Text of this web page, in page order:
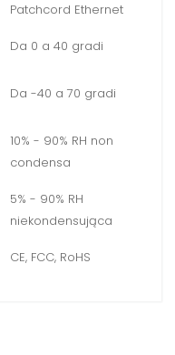
Patchcord Ethernet
Da 0 a 40 gradi
Da -40 a 70 gradi
10% - 90% RH non
condensa
5% - 90% RH
niekondensująca
CE, FCC, RoHS